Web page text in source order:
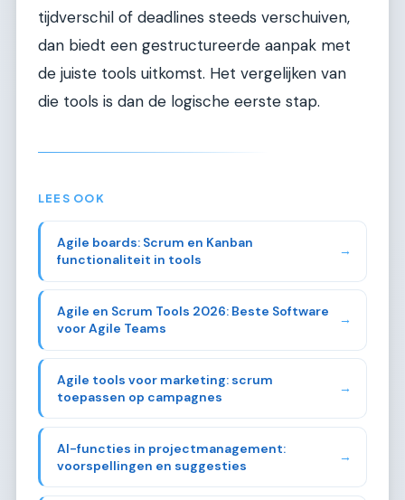
tijdverschil of deadlines steeds verschuiven,
dan biedt een gestructureerde aanpak met
de juiste tools uitkomst. Het vergelijken van
die tools is dan de logische eerste stap.
LEES OOK
Agile boards: Scrum en Kanban
functionaliteit in tools
→
Agile en Scrum Tools 2026: Beste Software
voor Agile Teams
→
Agile tools voor marketing: scrum
toepassen op campagnes
→
AI-functies in projectmanagement:
voorspellingen en suggesties
→